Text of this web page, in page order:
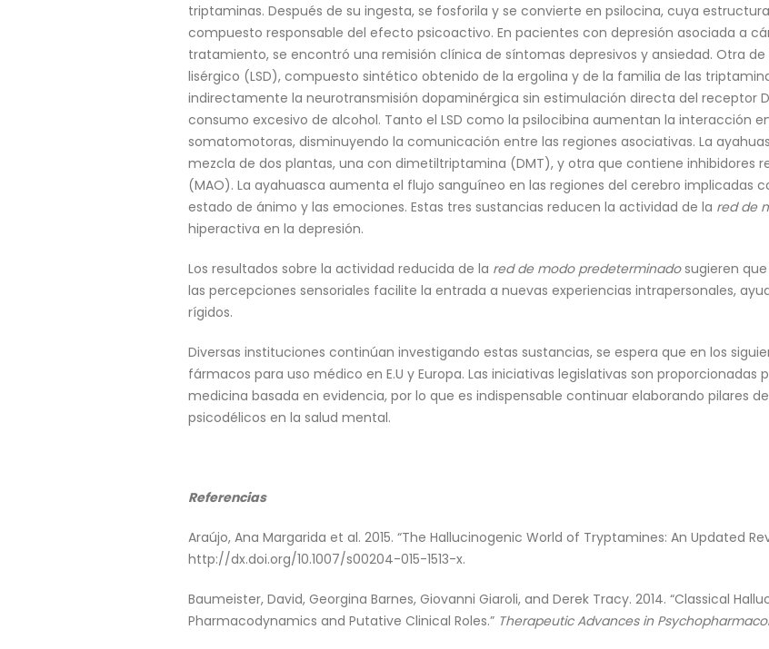
triptaminas. Después de su ingesta, se fosforila y se convierte en psilocina, cuya
compuesto responsable del efecto psicoactivo. En pacientes con depresión asociada a
tratamiento, se encontró una remisión clínica de síntomas depresivos y ansiedad. Otra
lisérgico (LSD), compuesto sintético obtenido de la ergolina y de la familia de las
indirectamente la neurotransmisión dopaminérgica sin estimulación directa del receptor
consumo excesivo de alcohol. Tanto el LSD como la psilocibina aumentan la interacción
somatomotoras, disminuyendo la comunicación entre las regiones asociativas. La
mezcla de dos plantas, una con dimetiltriptamina (DMT), y otra que contiene inhibidores
(MAO). La ayahuasca aumenta el flujo sanguíneo en las regiones del cerebro implicadas
estado de ánimo y las emociones. Estas tres sustancias reducen la actividad de la red de
hiperactiva en la depresión.
Los resultados sobre la actividad reducida de la red de modo predeterminadosugieren
las percepciones sensoriales facilite la entrada a nuevas experiencias intrapersonales,
rígidos.
Diversas instituciones continúan investigando estas sustancias, se espera que en los
fármacos para uso médico en E.U y Europa. Las iniciativas legislativas son
medicina basada en evidencia, por lo que es indispensable continuar elaborando pilares
psicodélicos en la salud mental.
Referencias
Araújo, Ana Margarida et al. 2015. “The Hallucinogenic World of Tryptamines: An Updated
http://dx.doi.org/10.1007/s00204-015-1513-x.
Baumeister, David, Georgina Barnes, Giovanni Giaroli, and Derek Tracy. 2014. “Classical
Pharmacodynamics and Putative Clinical Roles.” Therapeutic Advances in